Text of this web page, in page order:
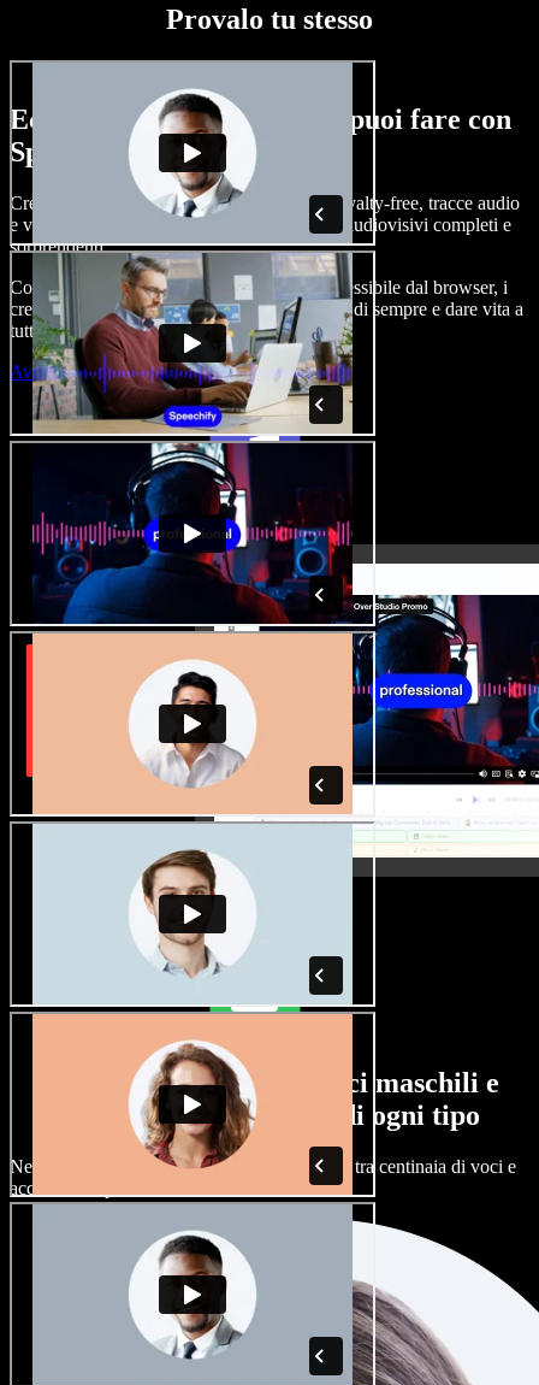
Provalo tu stesso
Ecco un assaggio di ciò che puoi fare con
Speechify Studio.
Crea voice-over, aggiungi immagini stock royalty-free, tracce audio
e video, clona la tua voce e realizza progetti audiovisivi completi e
sorprendenti.
Con curva di apprendimento zero e tutto accessibile dal browser, i
creatori di contenuti possono superare i limiti di sempre e dare vita a
tutte le loro idee.
Avvia Studio
Un'ampia selezione di voci maschili e
femminili, con accenti di ogni tipo
Nessun progetto deve suonare uguale. Scegli tra centinaia di voci e
accenti AI e personalizzali.